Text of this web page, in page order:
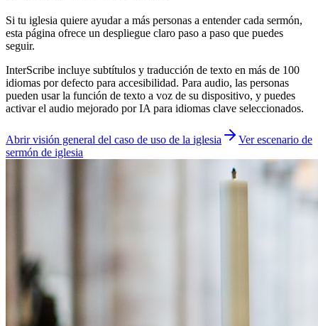
Si tu iglesia quiere ayudar a más personas a entender cada sermón,
esta página ofrece un despliegue claro paso a paso que puedes
seguir.
InterScribe incluye subtítulos y traducción de texto en más de 100
idiomas por defecto para accesibilidad. Para audio, las personas
pueden usar la función de texto a voz de su dispositivo, y puedes
activar el audio mejorado por IA para idiomas clave seleccionados.
Abrir visión general del caso de uso de la iglesia
Ver escenario de
sermón de iglesia